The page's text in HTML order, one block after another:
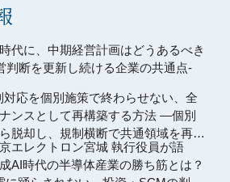
代に、中期経営計画はどうあるべき
判断を更新し続ける企業の共通点-
対応を個別施策で終わらせない、全
ンスとして再構築する方法 ―個別
脱却し、規制横断で共通領域を再編
の全社設計―
エレクトロン宮城 執行役員が語
AI時代の半導体産業の勝ち筋とは？